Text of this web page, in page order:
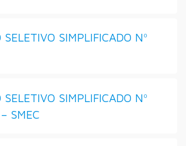
SELETIVO SIMPLIFICADO Nº
SELETIVO SIMPLIFICADO Nº
SMEC